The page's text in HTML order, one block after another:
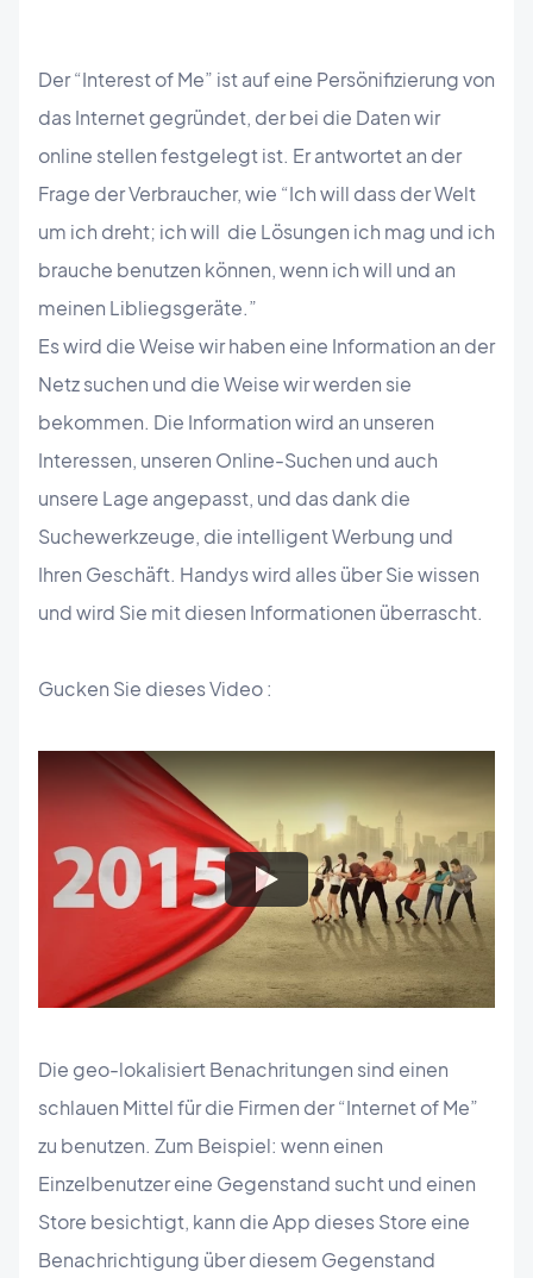
Der “Interest of Me” ist auf eine Persönifizierung von
das Internet gegründet, der bei die Daten wir
online stellen festgelegt ist. Er antwortet an der
Frage der Verbraucher, wie “Ich will dass der Welt
um ich dreht; ich will die Lösungen ich mag und ich
brauche benutzen können, wenn ich will und an
meinen Libliegsgeräte.”
Es wird die Weise wir haben eine Information an der
Netz suchen und die Weise wir werden sie
bekommen. Die Information wird an unseren
Interessen, unseren Online-Suchen und auch
unsere Lage angepasst, und das dank die
Suchewerkzeuge, die intelligent Werbung und
Ihren Geschäft. Handys wird alles über Sie wissen
und wird Sie mit diesen Informationen überrascht.
Gucken Sie dieses Video :
Die geo-lokalisiert Benachritungen sind einen
schlauen Mittel für die Firmen der “Internet of Me”
zu benutzen. Zum Beispiel: wenn einen
Einzelbenutzer eine Gegenstand sucht und einen
Store besichtigt, kann die App dieses Store eine
Benachrichtigung über diesem Gegenstand